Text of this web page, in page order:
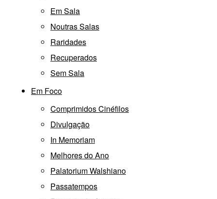
Em Sala
Noutras Salas
Raridades
Recuperados
Sem Sala
Em Foco
Comprimidos Cinéfilos
Divulgação
In Memoriam
Melhores do Ano
Palatorium Walshiano
Passatempos